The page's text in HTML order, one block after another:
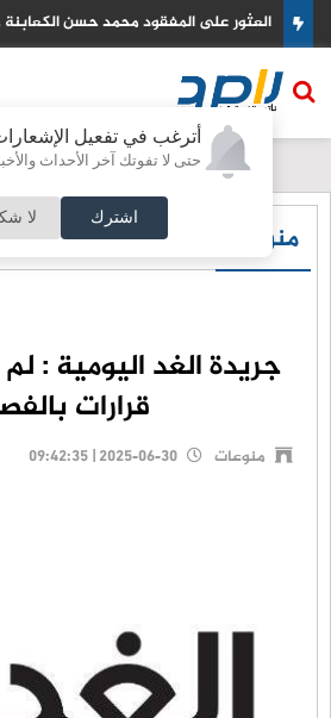
أترغب في تفعيل
حتى لا تفوتك آخر الأحداث
اشترك لا
العثور على المفقود محمد حسن
منوعات
جريدة الغد اليومية :
قرارات
منوعات